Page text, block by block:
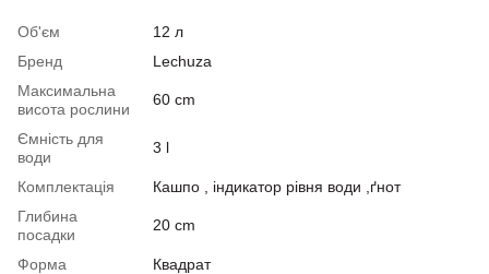
Об'єм
12 л
Бренд
Lechuza
Максимальна
висота рослини
60 cm
Ємність для
води
3 l
Комплектація
Кашпо , індикатор рівня води ,ґнот
Глибина
посадки
20 cm
Форма
Квадрат